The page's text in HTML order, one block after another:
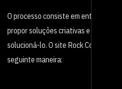
O processo consiste em entender o
propor soluções criativas e formas
solucioná-lo. O site Rock Content
seguinte maneira: